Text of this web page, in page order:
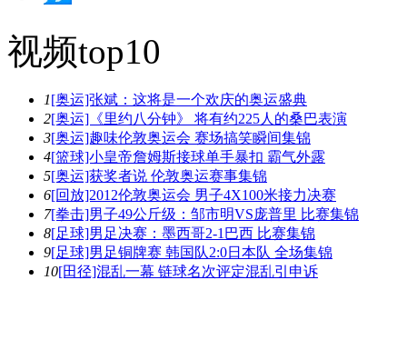
视频top10
1[奥运]张斌：这将是一个欢庆的奥运盛典
2[奥运]《里约八分钟》 将有约225人的桑巴表演
3[奥运]趣味伦敦奥运会 赛场搞笑瞬间集锦
4[篮球]小皇帝詹姆斯接球单手暴扣 霸气外露
5[奥运]获奖者说 伦敦奥运赛事集锦
6[回放]2012伦敦奥运会 男子4X100米接力决赛
7[拳击]男子49公斤级：邹市明VS庞普里 比赛集锦
8[足球]男足决赛：墨西哥2-1巴西 比赛集锦
9[足球]男足铜牌赛 韩国队2:0日本队 全场集锦
10[田径]混乱一幕 链球名次评定混乱引申诉